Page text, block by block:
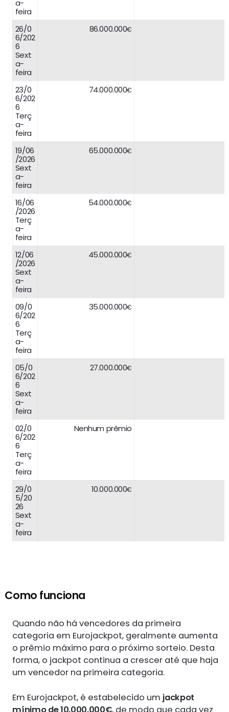
a-
feira
26/0
6/202
6
Sext
a-
feira
86.000.000€
23/0
6/202
6
Terç
a-
feira
74.000.000€
19/06
/2026
Sext
a-
feira
65.000.000€
16/06
/2026
Terç
a-
feira
54.000.000€
12/06
/2026
Sext
a-
feira
45.000.000€
09/0
6/202
6
Terç
a-
feira
35.000.000€
05/0
6/202
6
Sext
a-
feira
27.000.000€
02/0
6/202
6
Terç
a-
feira
Nenhum prêmio
29/0
5/20
26
Sext
a-
feira
10.000.000€
Como funciona
Quando não há vencedores da primeira
categoria em Eurojackpot, geralmente aumenta
o prêmio máximo para o próximo sorteio. Desta
forma, o jackpot continua a crescer até que haja
um vencedor na primeira categoria.
Em Eurojackpot, é estabelecido um jackpot